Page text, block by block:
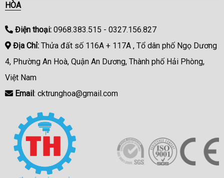
HÒA
Điện thoại:0968.383.515 - 0327.156.827
Địa Chỉ:Thửa đất số 116A + 117A , Tổ dân phố Ngọ Dương
4, Phường An Hoà, Quận An Dương, Thành phố Hải Phòng,
Việt Nam
Email: cktrunghoa@gmail.com